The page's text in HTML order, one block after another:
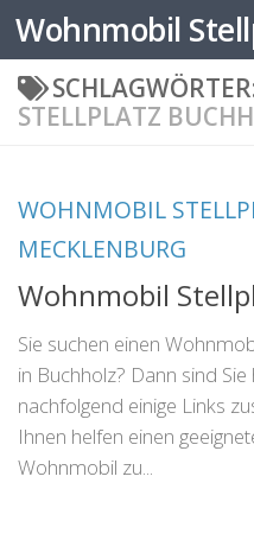
Zum Inhalt
STELLPLATZ
WOHNMOBIL
MECKLENBURG
Wohnmobil
Sie suchen einen
in Buchholz? Dann sind
nachfolgend einige Links
Ihnen helfen einen
Wohnmobil zu...